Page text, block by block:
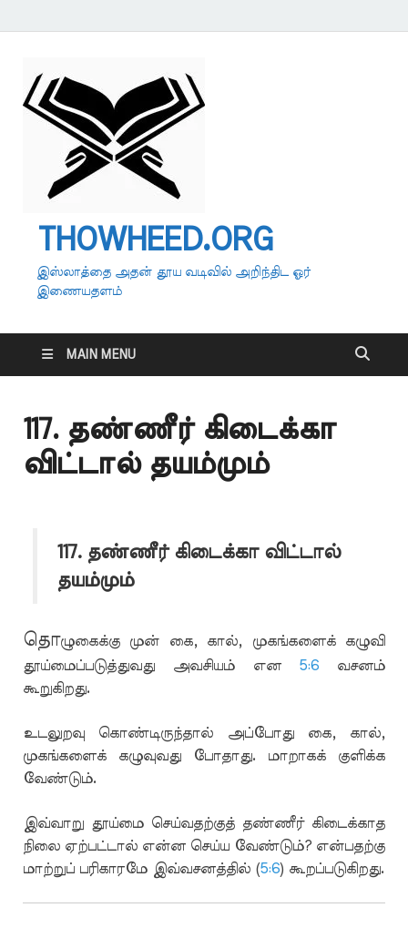
THOWHEED.ORG
இஸ்லாத்தை அதன் தூய வடிவில் அறிந்திட ஓர்
இணையதளம்
MAIN MENU
117. தண்ணீர் கிடைக்கா
விட்டால் தயம்மும்
117. தண்ணீர் கிடைக்கா விட்டால்
தயம்மும்
தொழுகைக்கு முன் கை, கால், முகங்களைக் கழுவி
தூய்மைப்படுத்துவது அவசியம் என 5:6 வசனம்
கூறுகிறது.
உடலுறவு கொண்டிருந்தால் அப்போது கை, கால்,
முகங்களைக் கழுவுவது போதாது. மாறாகக் குளிக்க
வேண்டும்.
இவ்வாறு தூய்மை செய்வதற்குத் தண்ணீர் கிடைக்காத
நிலை ஏற்பட்டால் என்ன செய்ய வேண்டும்? என்பதற்கு
மாற்றுப் பரிகாரமே இவ்வசனத்தில் (5:6) கூறப்படுகிறது.